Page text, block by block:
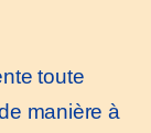
toute
manière à